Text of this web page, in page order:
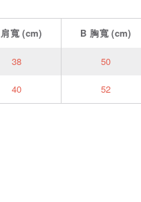
肩寬(cm) B 胸寬(cm)
38 50
40 52